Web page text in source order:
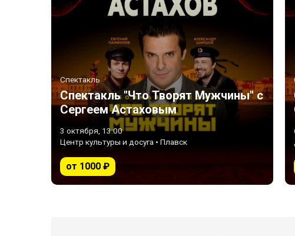
Спектакль
Спектакль "Что Творят Мужчины" с
Сергеем Астаховым
3 октября, 13:00
Центр культуры и досуга • Плавск
от 1000 ₽